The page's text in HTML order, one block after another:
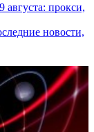
августа: прокси,
новости,